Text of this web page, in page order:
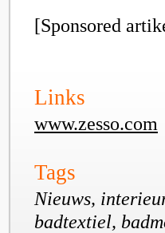
[Sponsored
Links
www.zesso.com
Tags
Nieuws,
badtextiel,